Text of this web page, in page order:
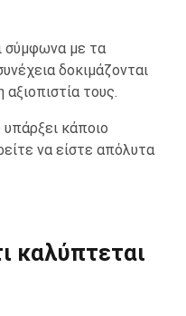
σύμφωνα με τα
δοκιμάζονται
αξιοπιστία τους.
κάποιο
να είστε απόλυτα
καλύπτεται